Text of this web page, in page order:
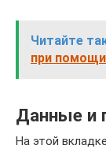
Читайте
при
Данные и
На этой